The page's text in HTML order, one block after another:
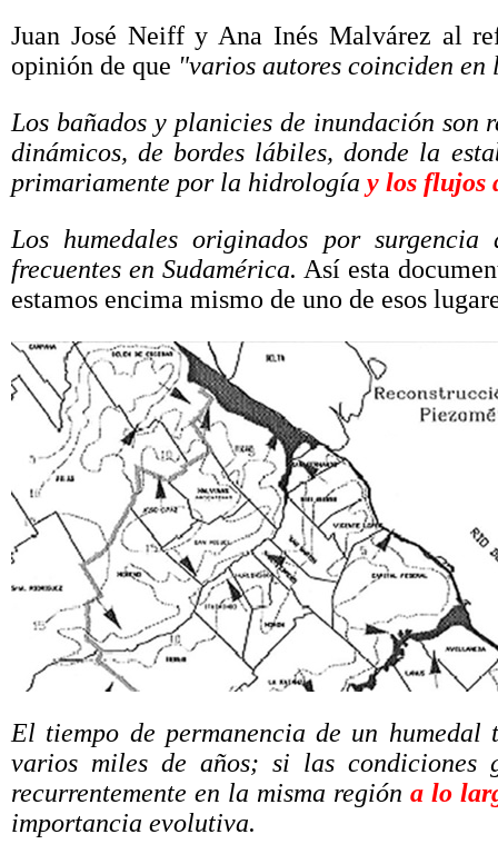
Juan José Neiff y Ana Inés Malvárez al
opinión de que "varios autores coinciden en
Los bañados y planicies de inundación son
dinámicos, de bordes lábiles, donde la
primariamente por la hidrología y los flujos
Los humedales originados por
frecuentes en Sudamérica. Así esta
estamos encima mismo de uno de esos
El tiempo de permanencia de un
varios miles de años; si las condiciones
recurrentemente en la misma región a lo
importancia evolutiva.